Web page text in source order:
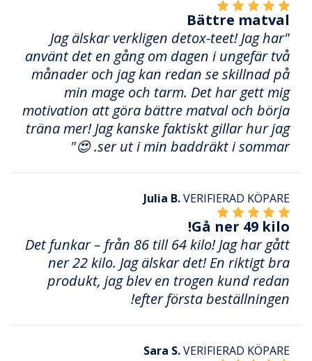
Bättre matval
"Jag älskar verkligen detox-teet! Jag har
använt det en gång om dagen i ungefär två
månader och jag kan redan se skillnad på
min mage och tarm. Det har gett mig
motivation att göra bättre matval och börja
träna mer! Jag kanske faktiskt gillar hur jag
ser ut i min baddräkt i sommar. 😍"
Julia B.VERIFIERAD KÖPARE
Gå ner 49 kilo!
Det funkar – från 86 till 64 kilo! Jag har gått
ner 22 kilo. Jag älskar det! En riktigt bra
produkt, jag blev en trogen kund redan
efter första beställningen!
Sara S.VERIFIERAD KÖPARE